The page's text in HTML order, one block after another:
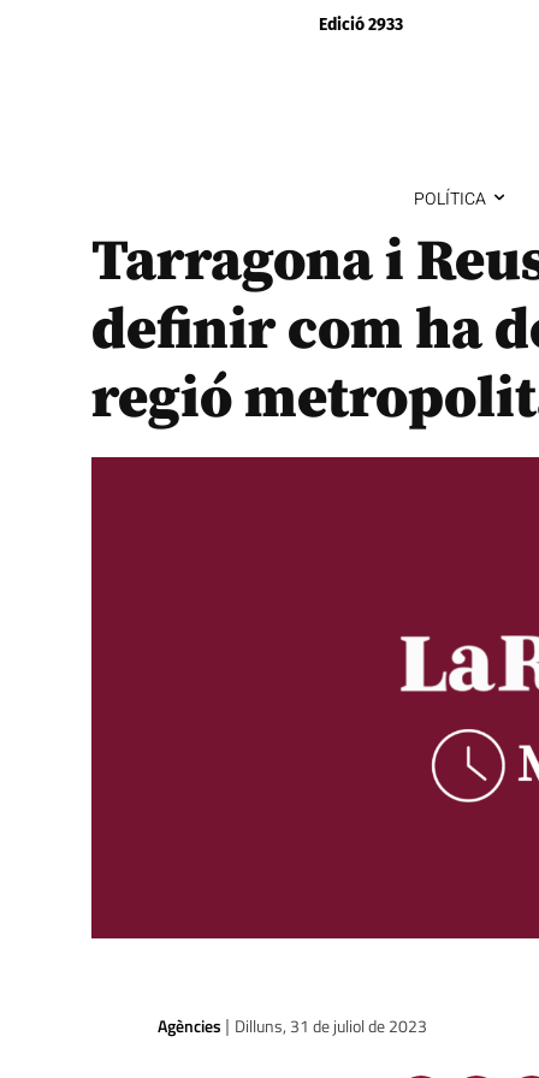
Edició 2933
POLÍTICA
Tarragona i
definir com ha
regió
Agències | Dilluns, 31 de juliol de 2023